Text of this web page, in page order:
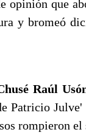
opinión que
y bromeó
Raúl
Patricio
rompieron